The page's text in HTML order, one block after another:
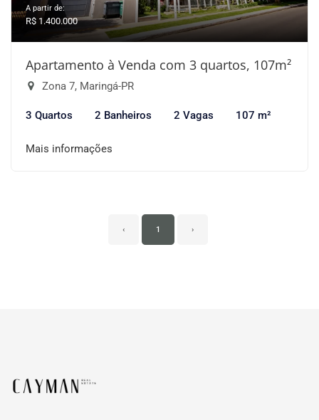
A partir de:
R$ 1.400.000
Apartamento à Venda com 3 quartos, 107m²
Zona 7, Maringá-PR
3 Quartos 2 Banheiros 2 Vagas 107 m²
Mais informações
‹ 1 ›
Página inicial